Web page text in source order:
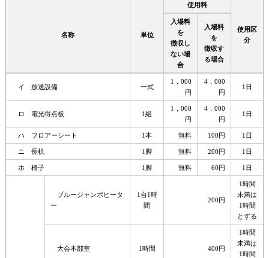
名称 単位
使用料
使用区
分
入場料
を
徴収し
ない場
合
入場料
を
徴収す
る場合
イ 放送設備 一式
1，000
円
4，000
円
1日
ロ 電光得点板 1組
1，000
円
4，000
円
1日
ハ フロアーシート 1本 無料 100円 1日
ニ 長机 1脚 無料 200円 1日
ホ 椅子 1脚 無料 60円 1日
ブルージャンボヒータ
ー
1台1時
間
200円
1時間
未満は
1時間
とする
大会本部室 1時間 400円
1時間
未満は
1時間